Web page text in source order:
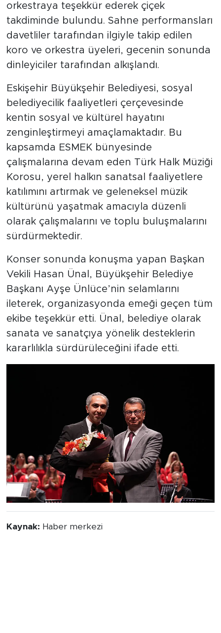
orkestraya teşekkür ederek çiçek
takdiminde bulundu. Sahne performansları
davetliler tarafından ilgiyle takip edilen
koro ve orkestra üyeleri, gecenin sonunda
dinleyiciler tarafından alkışlandı.
Eskişehir Büyükşehir Belediyesi, sosyal
belediyecilik faaliyetleri çerçevesinde
kentin sosyal ve kültürel hayatını
zenginleştirmeyi amaçlamaktadır. Bu
kapsamda ESMEK bünyesinde
çalışmalarına devam eden Türk Halk Müziği
Korosu, yerel halkın sanatsal faaliyetlere
katılımını artırmak ve geleneksel müzik
kültürünü yaşatmak amacıyla düzenli
olarak çalışmalarını ve toplu buluşmalarını
sürdürmektedir.
Konser sonunda konuşma yapan Başkan
Vekili Hasan Ünal, Büyükşehir Belediye
Başkanı Ayşe Ünlüce’nin selamlarını
ileterek, organizasyonda emeği geçen tüm
ekibe teşekkür etti. Ünal, belediye olarak
sanata ve sanatçıya yönelik desteklerin
kararlılıkla sürdürüleceğini ifade etti.
Kaynak: Haber merkezi